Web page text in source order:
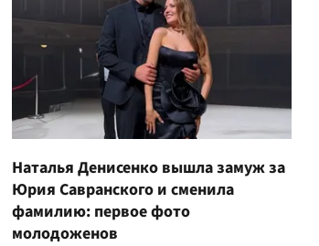
Наталья Денисенко вышла замуж за
Юрия Савранского и сменила
фамилию: первое фото
молодоженов